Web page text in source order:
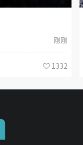
刚刚
1332